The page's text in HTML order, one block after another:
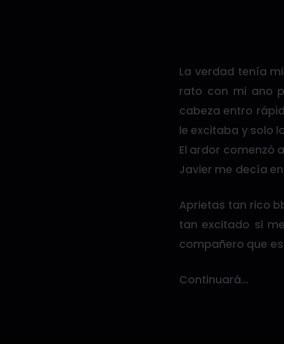
La verdad tenía
rato con mi ano
cabeza entro
le excitaba y solo
El ardor comenzó
Javier me decía
Aprietas tan rico
tan excitado si
compañero que
Continuará…